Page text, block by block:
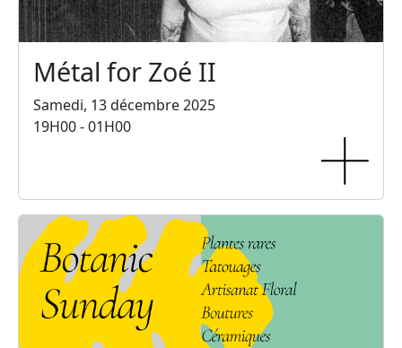
Métal for Zoé II
Samedi, 13 décembre 2025
19H00 - 01H00